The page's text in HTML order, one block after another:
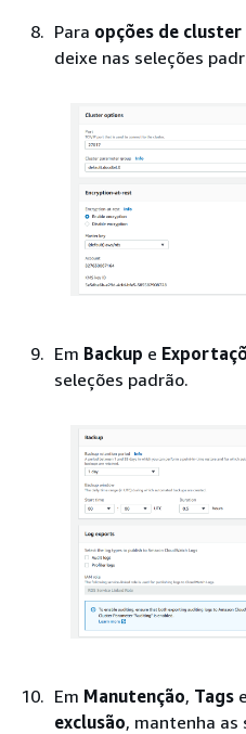
Para opções de cluster
deixe nas seleções
Em Backup e
seleções padrão.
Em Manutenção, Tags e
exclusão, mantenha as